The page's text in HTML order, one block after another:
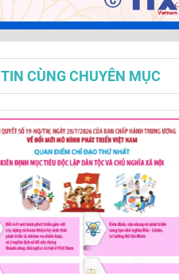
TIN CÙNG CHUYÊN MỤC